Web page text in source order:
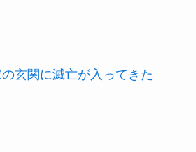
玄関に滅亡が入ってきた